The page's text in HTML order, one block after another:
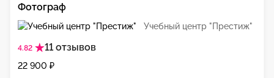
Учебный центр "Престиж"
4.82 11 отзывов
Фотограф
22 900 ₽